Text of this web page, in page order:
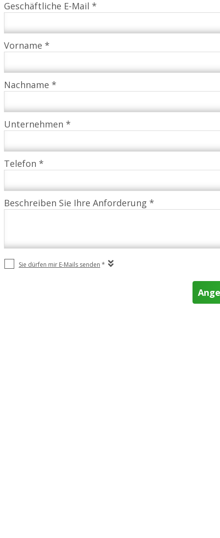
Geschäftliche E-Mail *
Vorname *
Nachname *
Unternehmen *
Telefon *
Beschreiben Sie Ihre Anforderung *
Sie dürfen mir E-Mails senden *